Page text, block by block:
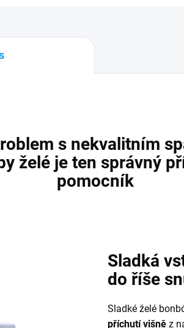
s nekvalitním
želé je ten správný
pomocník
Sladká
do říše
Sladké želé
příchutí višněz